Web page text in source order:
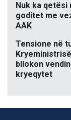
Nuk ka qetësi
goditet me
AAK
Tensione në
bllokon
kryeqytet